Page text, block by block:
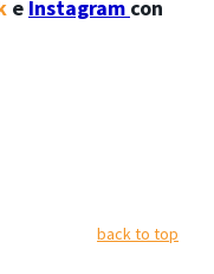
e Instagram con
back to top